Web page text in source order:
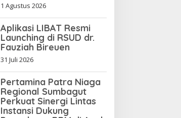
1 Agustus 2026
Aplikasi LIBAT Resmi
Launching di RSUD dr.
Fauziah Bireuen
31 Juli 2026
Pertamina Patra Niaga
Regional Sumbagut
Perkuat Sinergi Lintas
Instansi Dukung